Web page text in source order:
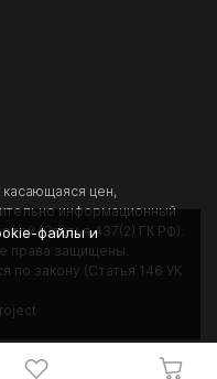
цен,
информационный
(Статья 437(2) ГК РФ).
права защищены.
по закону (Статья 146 УК
файлы и